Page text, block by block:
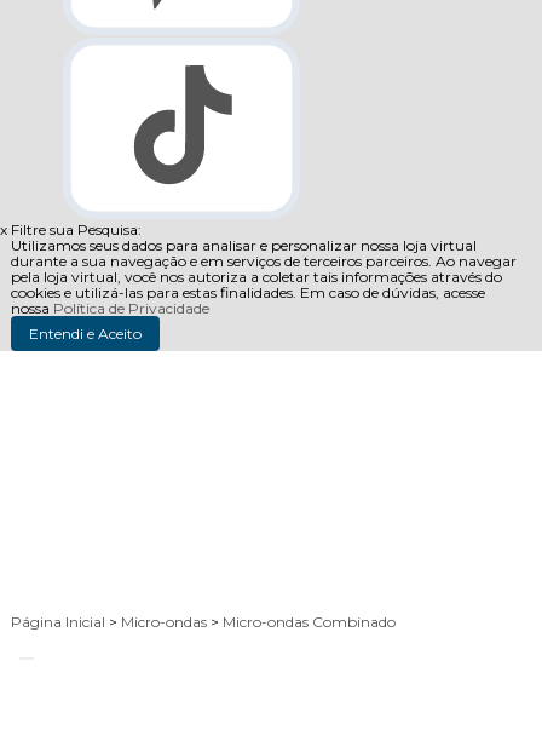
x Filtre sua Pesquisa:
Utilizamos seus dados para analisar e personalizar nossa loja virtual
durante a sua navegação e em serviços de terceiros parceiros. Ao navegar
pela loja virtual, você nos autoriza a coletar tais informações através do
cookies e utilizá-las para estas finalidades. Em caso de dúvidas, acesse
nossa Política de Privacidade
Entendi e Aceito
Página Inicial > Micro-ondas > Micro-ondas Combinado